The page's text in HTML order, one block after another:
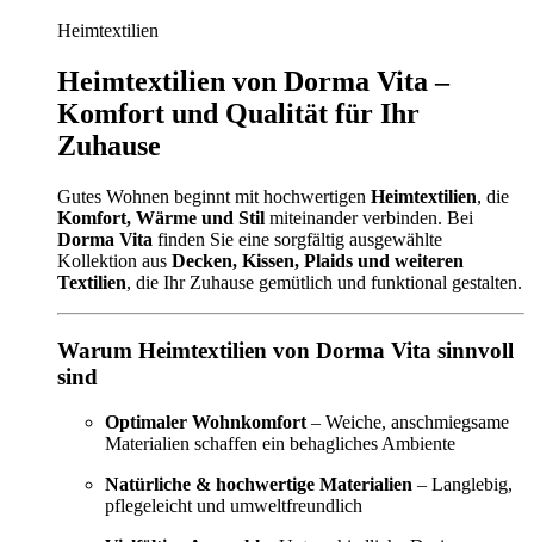
Heimtextilien
Heimtextilien von Dorma Vita –
Komfort und Qualität für Ihr
Zuhause
Gutes Wohnen beginnt mit hochwertigen Heimtextilien, die
Komfort, Wärme und Stil miteinander verbinden. Bei
Dorma Vita finden Sie eine sorgfältig ausgewählte
Kollektion aus Decken, Kissen, Plaids und weiteren
Textilien, die Ihr Zuhause gemütlich und funktional gestalten.
Warum Heimtextilien von Dorma Vita sinnvoll
sind
Optimaler Wohnkomfort – Weiche, anschmiegsame
Materialien schaffen ein behagliches Ambiente
Natürliche & hochwertige Materialien – Langlebig,
pflegeleicht und umweltfreundlich